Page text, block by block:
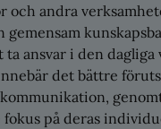
och andra
gemensam
ansvar i den dagliga
det bättre
på deras